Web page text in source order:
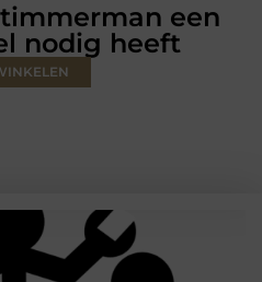
een
nodig heeft